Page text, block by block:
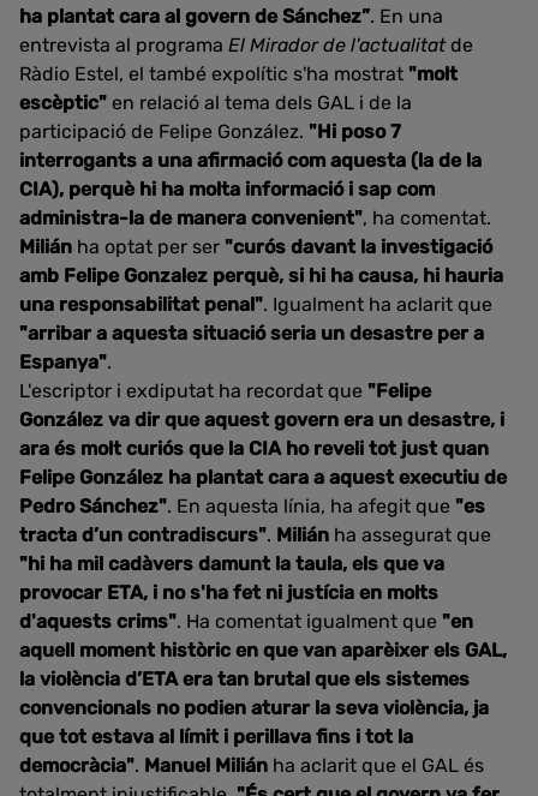
ha plantat cara al govern de Sánchez”. En una
entrevista al programa El Mirador de l'actualitat de
Ràdio Estel, el també expolític s'ha mostrat "molt
escèptic" en relació al tema dels GAL i de la
participació de Felipe González. "Hi poso 7
interrogants a una afirmació com aquesta (la de la
CIA), perquè hi ha molta informació i sap com
administra-la de manera convenient", ha comentat.
Milián ha optat per ser "curós davant la investigació
amb Felipe Gonzalez perquè, si hi ha causa, hi hauria
una responsabilitat penal". Igualment ha aclarit que
"arribar a aquesta situació seria un desastre per a
Espanya".
L'escriptor i exdiputat ha recordat que "Felipe
González va dir que aquest govern era un desastre, i
ara és molt curiós que la CIA ho reveli tot just quan
Felipe González ha plantat cara a aquest executiu de
Pedro Sánchez". En aquesta línia, ha afegit que "es
tracta d’un contradiscurs". Milián ha assegurat que
"hi ha mil cadàvers damunt la taula, els que va
provocar ETA, i no s'ha fet ni justícia en molts
d'aquests crims". Ha comentat igualment que "en
aquell moment històric en que van aparèixer els GAL,
la violència d’ETA era tan brutal que els sistemes
convencionals no podien aturar la seva violència, ja
que tot estava al límit i perillava fins i tot la
democràcia". Manuel Milián ha aclarit que el GAL és